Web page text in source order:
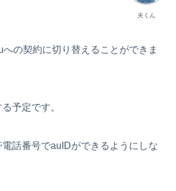
夫くん
の契約に切り替えることができま
予定です。
話番号でauIDができるようにしな